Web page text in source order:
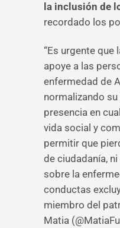
la inclusión de
recordado los
“Es urgente que
apoye a las
enfermedad de
normalizando
presencia en
vida social y
permitir que
de ciudadanía,
sobre la
conductas
miembro del
Matia